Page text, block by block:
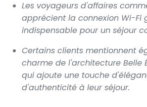
Les voyageurs d'affaires
apprécient la connexion Wi-Fi
indispensable pour un séjour
Certains clients mentionnent
charme de l'architecture Belle
qui ajoute une touche
d'authenticité à leur séjour.